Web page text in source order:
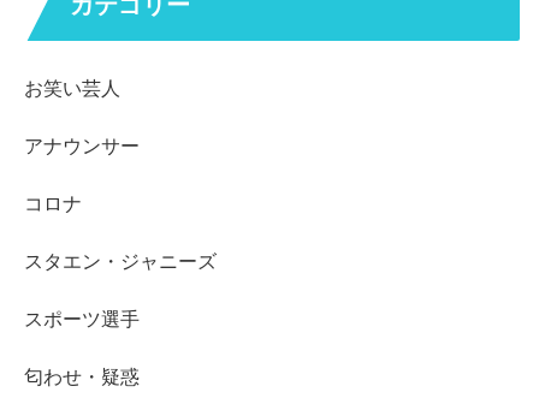
お笑い芸人
アナウンサー
コロナ
スタエン・ジャニーズ
スポーツ選手
匂わせ・疑惑